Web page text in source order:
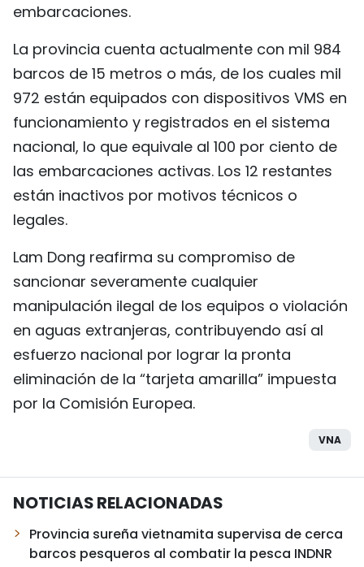
embarcaciones.
La provincia cuenta actualmente con mil 984
barcos de 15 metros o más, de los cuales mil
972 están equipados con dispositivos VMS en
funcionamiento y registrados en el sistema
nacional, lo que equivale al 100 por ciento de
las embarcaciones activas. Los 12 restantes
están inactivos por motivos técnicos o
legales.
Lam Dong reafirma su compromiso de
sancionar severamente cualquier
manipulación ilegal de los equipos o violación
en aguas extranjeras, contribuyendo así al
esfuerzo nacional por lograr la pronta
eliminación de la “tarjeta amarilla” impuesta
por la Comisión Europea.
VNA
NOTICIAS RELACIONADAS
Provincia sureña vietnamita supervisa de cerca
barcos pesqueros al combatir la pesca INDNR